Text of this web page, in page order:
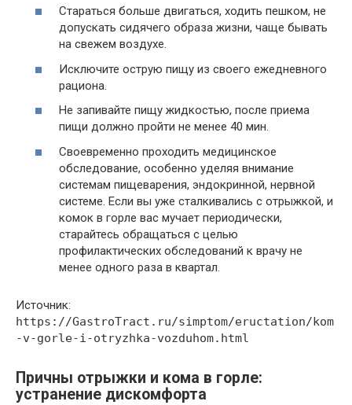
Стараться больше двигаться, ходить пешком, не
допускать сидячего образа жизни, чаще бывать
на свежем воздухе.
Исключите острую пищу из своего ежедневного
рациона.
Не запивайте пищу жидкостью, после приема
пищи должно пройти не менее 40 мин.
Своевременно проходить медицинское
обследование, особенно уделяя внимание
системам пищеварения, эндокринной, нервной
системе. Если вы уже сталкивались с отрыжкой, и
комок в горле вас мучает периодически,
старайтесь обращаться с целью
профилактических обследований к врачу не
менее одного раза в квартал.
Источник:
https://GastroTract.ru/simptom/eructation/kom
-v-gorle-i-otryzhka-vozduhom.html
Причны отрыжки и кома в горле:
устранение дискомфорта